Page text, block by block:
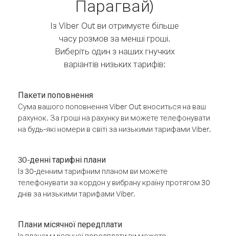
Парагвай)
Із Viber Out ви отримуєте більше
часу розмов за менші гроші.
Виберіть один з наших гнучких
варіантів низьких тарифів:
Пакети поповнення
Сума вашого поповнення Viber Out вноситься на ваш
рахунок. За гроші на рахунку ви можете телефонувати
на будь-які номери в світі за низькими тарифами Viber.
30-денні тарифні плани
Із 30-денним тарифним планом ви можете
телефонувати за кордон у вибрану країну протягом 30
днів за низькими тарифами Viber.
Плани місячної передплати